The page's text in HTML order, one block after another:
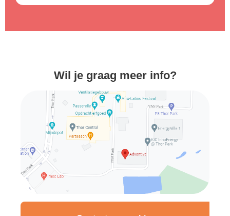
Wil je graag meer info?